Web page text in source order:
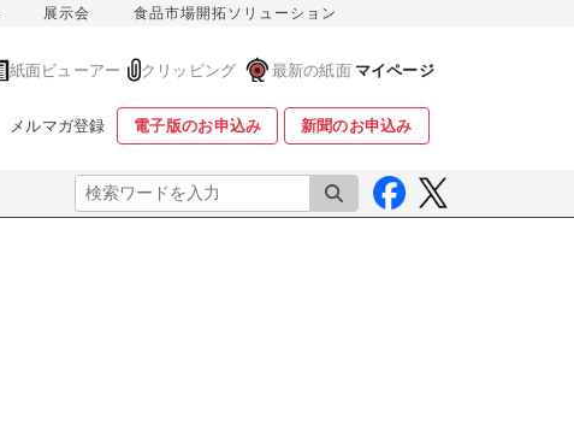
展示会 食品市場開拓ソリューション
紙面ビューアー クリッピング 最新の紙面 マイページ
メルマガ登録 電子版のお申込み 新聞のお申込み
検索